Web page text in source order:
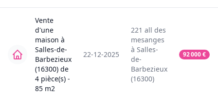
Vente
d'une
maison à
Salles-de-
Barbezieux
(16300) de
4 pièce(s) -
85 m2
22-12-2025
221 all des
mesanges
à Salles-
de-
Barbezieux
(16300)
92 000€